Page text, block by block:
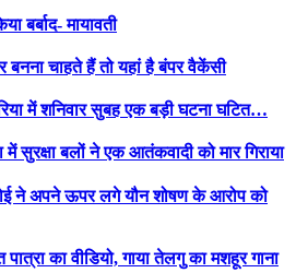
बर्बाद- मायावती
चाहते हैं तो यहां है बंपर वैकेंसी
में शनिवार सुबह एक बड़ी घटना घटित…
सुरक्षा बलों ने एक आतंकवादी को मार गिराया
ने अपने ऊपर लगे यौन शोषण के आरोप को
का वीडियो, गाया तेलगु का मशहूर गाना